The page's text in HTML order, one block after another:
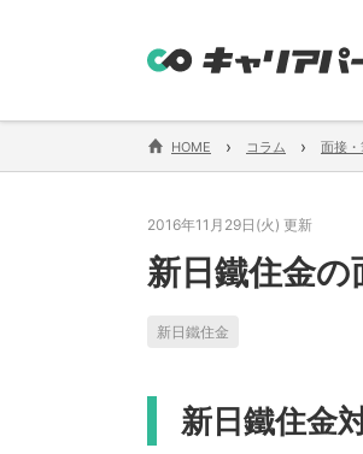
HOME › コラム › 面接
2016年11月29日(火) 更新
新日鐵住金
新日鐵住金
新日鐵住金